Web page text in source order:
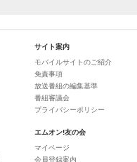
サイト案内
モバイルサイトのご紹介
免責事項
放送番組の編集基準
番組審議会
プライバシーポリシー
エムオン!友の会
マイページ
会員登録案内